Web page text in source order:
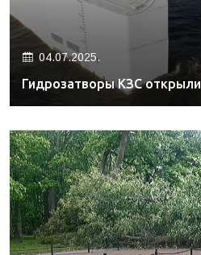
04.07.2025.
Гидрозатворы КЗС открыли